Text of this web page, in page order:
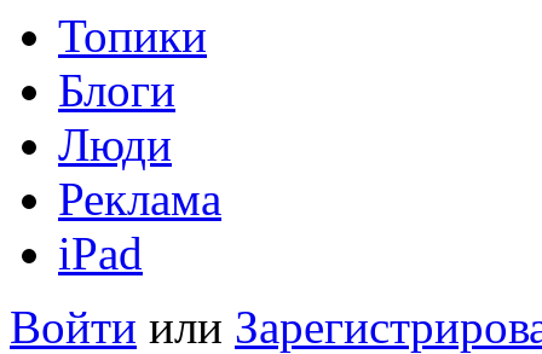
Топики
Блоги
Люди
Реклама
iPad
Войти или